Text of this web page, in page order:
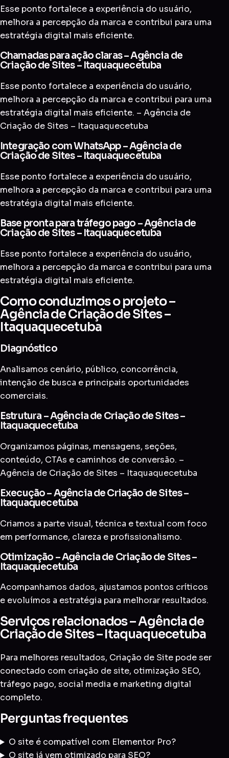
Esse ponto fortalece a experiência do usuário,
melhora a percepção da marca e contribui para uma
estratégia digital mais eficiente.
Chamadas para ação claras – Agência de
Criação de Sites – Itaquaquecetuba
Esse ponto fortalece a experiência do usuário,
melhora a percepção da marca e contribui para uma
estratégia digital mais eficiente. – Agência de
Criação de Sites – Itaquaquecetuba
Integração com WhatsApp – Agência de
Criação de Sites – Itaquaquecetuba
Esse ponto fortalece a experiência do usuário,
melhora a percepção da marca e contribui para uma
estratégia digital mais eficiente.
Base pronta para tráfego pago – Agência de
Criação de Sites – Itaquaquecetuba
Esse ponto fortalece a experiência do usuário,
melhora a percepção da marca e contribui para uma
estratégia digital mais eficiente.
Como conduzimos o projeto –
Agência de Criação de Sites –
Itaquaquecetuba
Diagnóstico
Analisamos cenário, público, concorrência,
intenção de busca e principais oportunidades
comerciais.
Estrutura – Agência de Criação de Sites –
Itaquaquecetuba
Organizamos páginas, mensagens, seções,
conteúdo, CTAs e caminhos de conversão. –
Agência de Criação de Sites – Itaquaquecetuba
Execução – Agência de Criação de Sites –
Itaquaquecetuba
Criamos a parte visual, técnica e textual com foco
em performance, clareza e profissionalismo.
Otimização – Agência de Criação de Sites –
Itaquaquecetuba
Acompanhamos dados, ajustamos pontos críticos
e evoluímos a estratégia para melhorar resultados.
Serviços relacionados – Agência de
Criação de Sites – Itaquaquecetuba
Para melhores resultados, Criação de Site pode ser
conectado com criação de site, otimização SEO,
tráfego pago, social media e marketing digital
completo.
Perguntas frequentes
O site é compatível com Elementor Pro?
O site já vem otimizado para SEO?